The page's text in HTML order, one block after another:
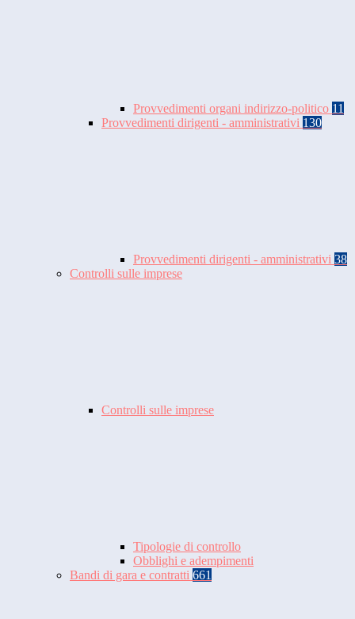
Provvedimenti organi indirizzo-politico 11
Provvedimenti dirigenti - amministrativi 130
Provvedimenti dirigenti - amministrativi 38
Controlli sulle imprese
Controlli sulle imprese
Tipologie di controllo
Obblighi e adempimenti
Bandi di gara e contratti 661